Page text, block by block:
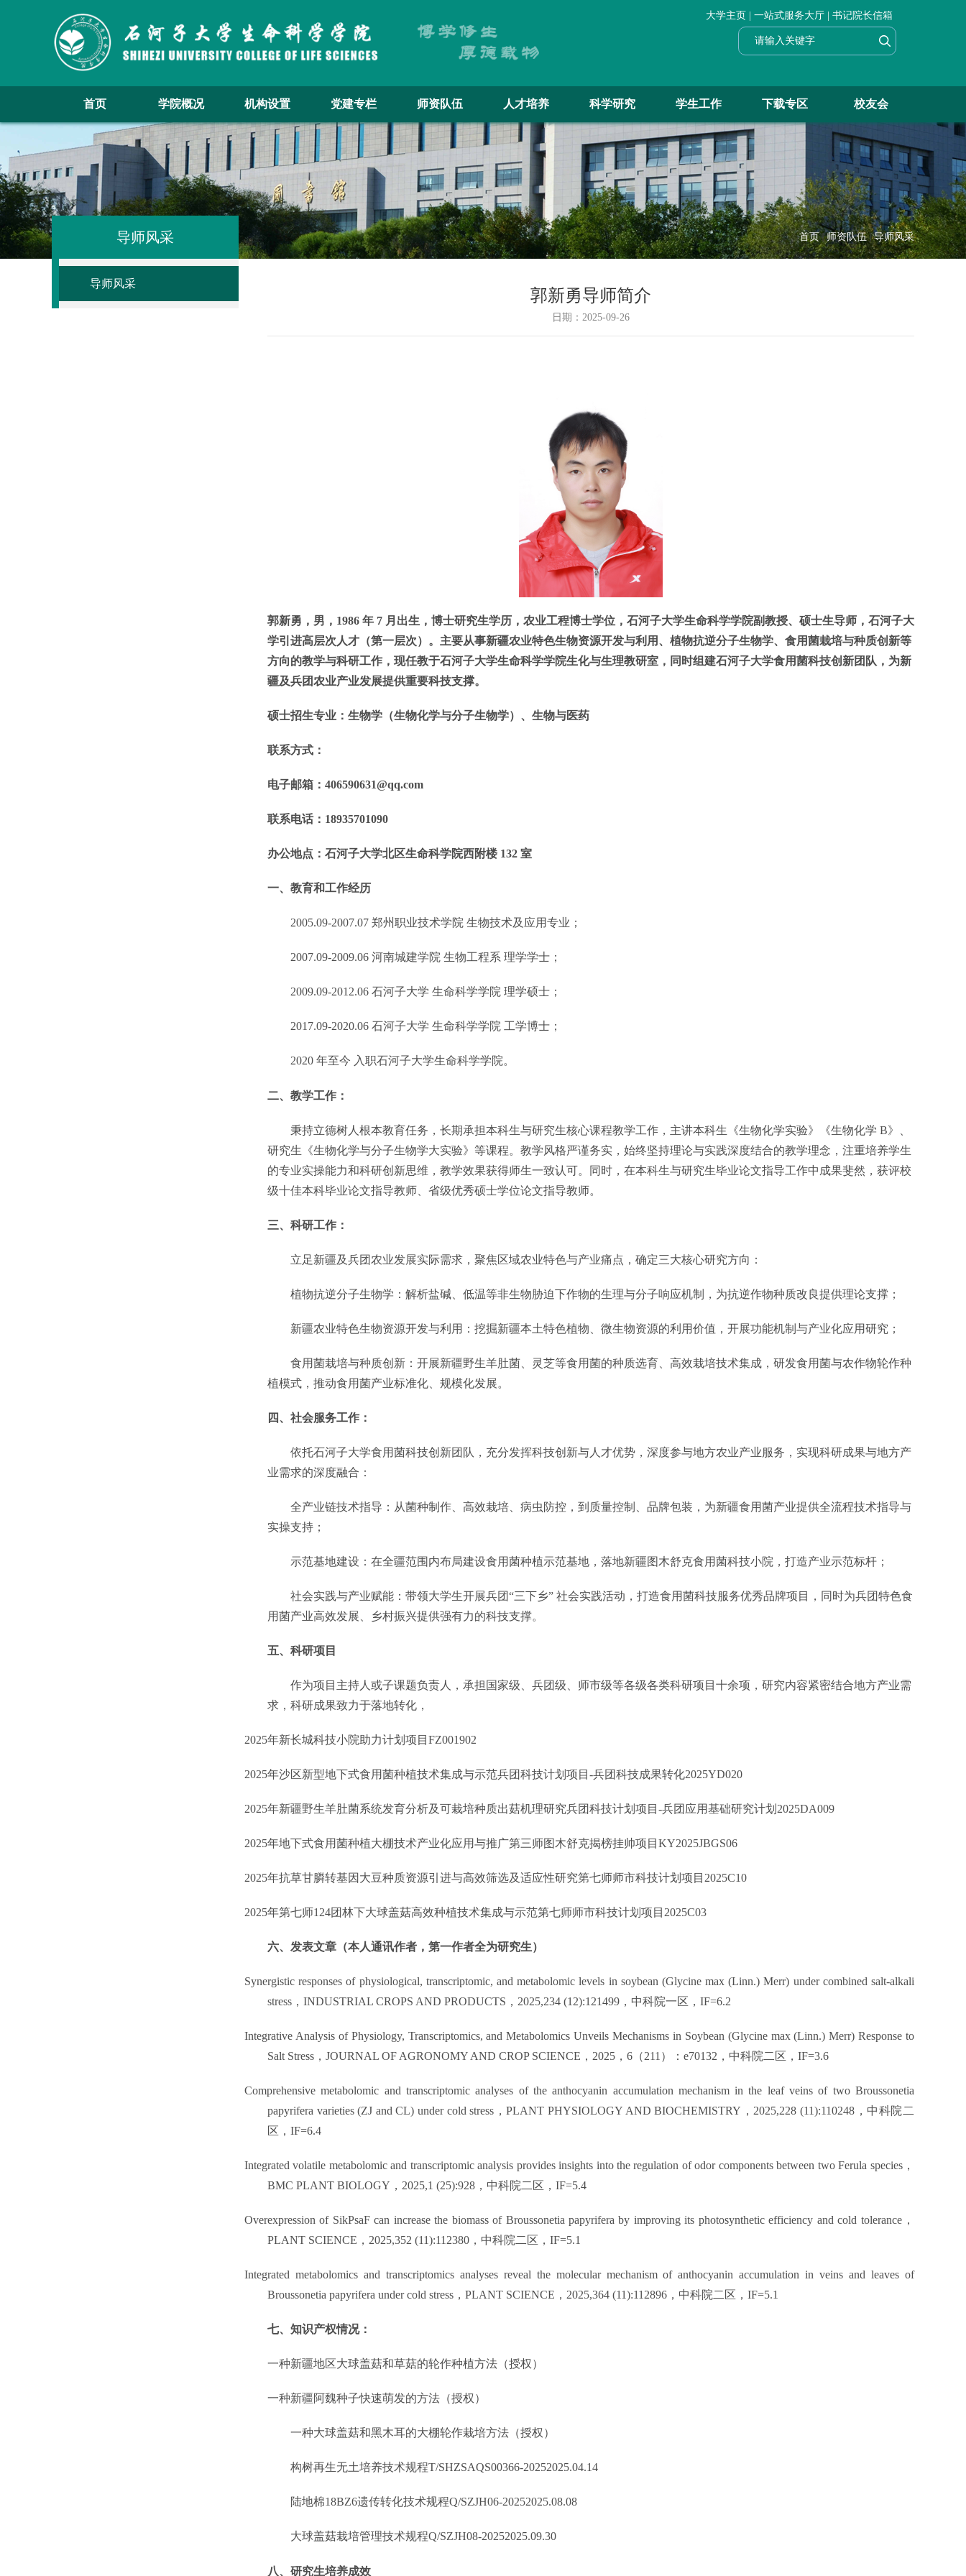
大学主页 | 一站式服务大厅 | 书记院长信箱
首页 学院概况 机构设置 党建专栏 师资队伍 人才培养 科学研究 学生工作 下载专区 校友会
导师风采 首页 师资队伍 导师风采
导师风采
郭新勇导师简介
日期：2025-09-26
郭新勇，男， 1986 年 7 月出生，博士研究生学历， 农业工程博士学位，石河子大学生命科学学院副教授、硕士生导师，石河子大
学引进高层次人才（第一层次）。主要从事新疆农业特色生物资源开发与利用、植物抗逆分子生物学、食用菌栽培与种质创新等
方向的教学与科研工作，现任教于石河子大学生命科学学院生化与生理教研室，同时组建石河子大学食用菌科技创新团队，为新
疆及兵团农业产业发展提供重要科技支撑。
硕士招生专业： 生物学（生物化学与分子生物学） 、生物与医药
联系方式：
电子邮箱： 406590631@qq.com
联系电话： 18935701090
办公地点：石河子大学北区生命科学院西附楼 132 室
一、教育和工作经历
2005.09-2007.07 郑州职业技术学院 生物技术及应用专业；
2007.09-2009.06 河南城建学院 生物工程系 理学学士；
2009.09-2012.06 石河子大学 生命科学学院 理学硕士；
2017.09-2020.06 石河子大学 生命科学学院 工学博士；
2020 年至今 入职石河子大学生命科学学院。
二、 教学工作 ：
秉持立德树人根本教育任务，长期承担本科生与研究生核心课程教学工作，主讲本科生《生物化学实验》《生物化学 B》、
研究生《生物化学与分子生物学大实验》等课程。教学风格严谨务实，始终坚持理论与实践深度结合的教学理念，注重培养学生
的专业实操能力和科研创新思维，教学效果获得师生一致认可。同时，在本科生与研究生毕业论文指导工作中成果斐然，获评校
级十佳本科毕业论文指导教师、 省级优秀硕士学位论文指导教师。
三、科研工作 ：
立足新疆及兵团农业发展实际需求，聚焦区域农业特色与产业痛点，确定三大核心研究方向：
植物抗逆分子生物学：解析盐碱、低温等非生物胁迫下作物的生理与分子响应机制，为抗逆作物种质改良提供理论支撑；
新疆农业特色生物资源开发与利用：挖掘新疆本土特色植物、微生物资源的利用价值，开展功能机制与产业化应用研究；
食用菌栽培与种质创新：开展新疆野生羊肚菌、灵芝等食用菌的种质选育、高效栽培技术集成，研发食用菌与农作物轮作种
植模式，推动食用菌产业标准化、规模化发展。
四、社会服务工作 ：
依托石河子大学食用菌科技创新团队，充分发挥科技创新与人才优势，深度参与地方农业产业服务，实现科研成果与地方产
业需求的深度融合：
全产业链技术指导：从菌种制作、高效栽培、病虫防控，到质量控制、品牌包装，为新疆食用菌产业提供全流程技术指导与
实操支持；
示范基地建设：在全疆范围内布局建设食用菌种植示范基地，落地新疆图木舒克食用菌科技小院，打造产业示范标杆；
社会实践与产业赋能：带领大学生开展兵团“三下乡” 社会实践活动，打造食用菌科技服务优秀品牌项目，同时为兵团特色食
用菌产业高效发展、乡村振兴提供强有力的科技支撑。
五、科研项目
作为项目主持人或子课题负责人，承担国家级、兵团级、师市级等各级各类科研项目十余项，研究内容紧密结合地方产业需
求，科研成果致力于落地转化，
2025年新长城科技小院助力计划项目 FZ001902
2025年沙区新型地下式食用菌种植技术集成与示范兵团科技计划项目 -兵团科技成果转化2025YD020
2025年新疆野生羊肚菌系统发育分析及可栽培种质出菇机理研究兵团科技计划项目 -兵团应用基础研究计划 2025DA009
2025年地下式食用菌种植大棚技术产业化应用与推广第三师图木舒克揭榜挂帅项目 KY2025JBGS06
2025年抗草甘膦转基因大豆种质资源引进与高效筛选及适应性研究第七师师市科技计划项目 2025C10
2025年第七师124团林下大球盖菇高效种植技术集成与示范第七师师市科技计划项目 2025C03
六、 发表文章（本人通讯作者，第一作者全为研究生）
Synergistic responses of physiological, transcriptomic, and metabolomic levels in soybean (Glycine max (Linn.) Merr) under combined salt-alkali
stress ， INDUSTRIAL CROPS AND PRODUCTS ， 2025,234 (12):121499 ，中科院一区， IF=6.2
Integrative Analysis of Physiology, Transcriptomics, and Metabolomics Unveils Mechanisms in Soybean (Glycine max (Linn.) Merr) Response to
Salt Stress ， JOURNAL OF AGRONOMY AND CROP SCIENCE ， 2025 ， 6 （211 ）： e70132 ，中科院二区， IF=3.6
Comprehensive metabolomic and transcriptomic analyses of the anthocyanin accumulation mechanism in the leaf veins of two Broussonetia
papyrifera varieties (ZJ and CL) under cold stress ，PLANT PHYSIOLOGY AND BIOCHEMISTRY ， 2025,228 (11):110248 ，中科院二
区， IF=6.4
Integrated volatile metabolomic and transcriptomic analysis provides insights into the regulation of odor components between two Ferula species，
BMC PLANT BIOLOGY ， 2025,1 (25):928 ，中科院二区， IF=5.4
Overexpression of SikPsaF can increase the biomass of Broussonetia papyrifera by improving its photosynthetic efficiency and cold tolerance，
PLANT SCIENCE ， 2025,352 (11):112380 ，中科院二区， IF=5.1
Integrated metabolomics and transcriptomics analyses reveal the molecular mechanism of anthocyanin accumulation in veins and leaves of
Broussonetia papyrifera under cold stress ， PLANT SCIENCE ， 2025,364 (11):112896 ，中科院二区， IF=5.1
七、 知识产权情况：
一种新疆地区大球盖菇和草菇的轮作种植方法 （授权）
一种新疆阿魏种子快速萌发的方法 （授权）
一种大球盖菇和黑木耳的大棚轮作栽培方法 （授权）
构树再生无土培养技术规程T/SHZSAQS00366-20252025.04.14
陆地棉18BZ6遗传转化技术规程Q/SZJH06-20252025.08.08
大球盖菇栽培管理技术规程Q/SZJH08-20252025.09.30
八、 研究生培养成效